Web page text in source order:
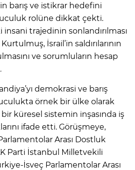
barış ve istikrar hedefini
rolüne dikkat çekti.
insani trajedinin sonlandırılması
İsrail’in saldırılarının
ve sorumluların hesap
demokrasi ve barış
örnek bir ülke olarak
küresel sistemin inşasında iş
ifade etti. Görüşmeye,
Arası Dostluk
Parti İstanbul Milletvekili
İsveç Parlamentolar Arası